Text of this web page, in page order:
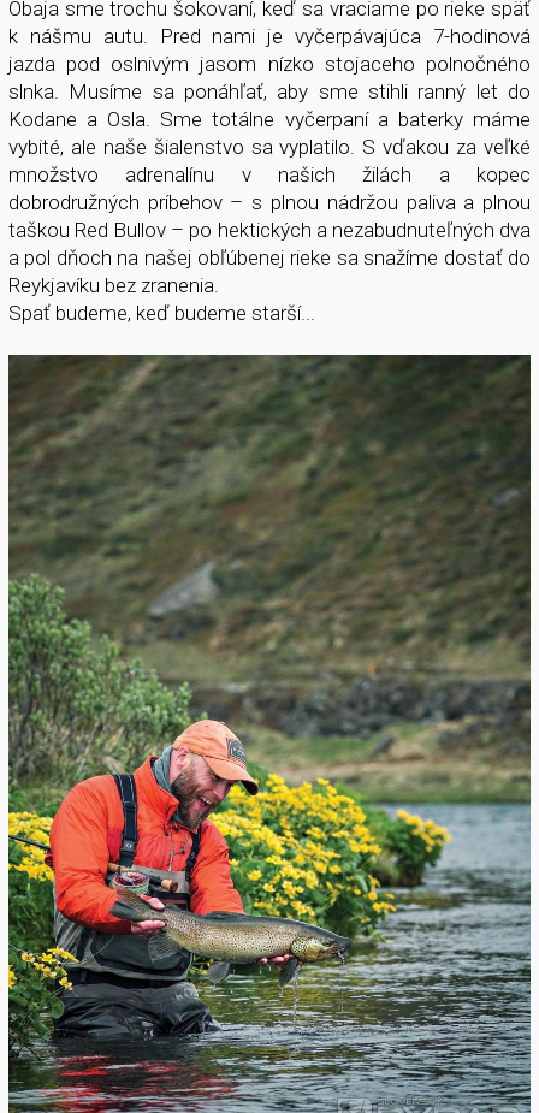
Obaja sme trochu šokovaní, keď sa vraciame po rieke späť
k nášmu autu. Pred nami je vyčerpávajúca 7-hodinová
jazda pod oslnivým jasom nízko stojaceho polnočného
slnka. Musíme sa ponáhľať, aby sme stihli ranný let do
Kodane a Osla. Sme totálne vyčerpaní a baterky máme
vybité, ale naše šialenstvo sa vyplatilo. S vďakou za veľké
množstvo adrenalínu v našich žilách a kopec
dobrodružných príbehov – s plnou nádržou paliva a plnou
taškou Red Bullov – po hektických a nezabudnuteľných dva
a pol dňoch na našej obľúbenej rieke sa snažíme dostať do
Reykjavíku bez zranenia.
Spať budeme, keď budeme starší...